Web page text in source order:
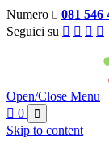
Numero  081 546
Seguici su    
Open/Close Menu
 0 
Skip to content